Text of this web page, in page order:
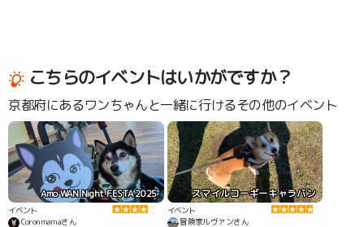
こちらのイベントはいかがですか？
京都府にあるワンちゃんと一緒に行けるその他のイベント
Amo WAN Night FESTA 2025
イベント
Coronmamaさん
スマイルコーギーキャラバン
イベント
冒険家ルヴァンさん